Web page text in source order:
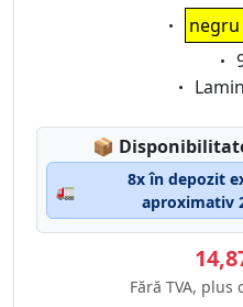
📦 Lagerstatus:
🚛
8x în depozit
aproximativ
Fără TVA,